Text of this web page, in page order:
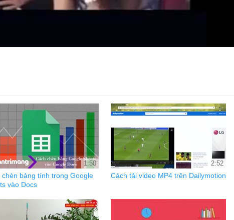
1:50
chèn bảng tính trong Google
vào Docs
2:52
Cách tải video MP4 trên Dailymotion